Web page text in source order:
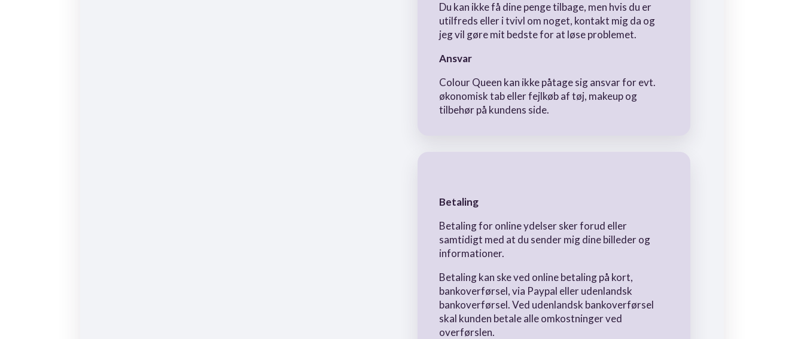
Du kan ikke få dine penge tilbage, men hvis du er
utilfreds eller i tvivl om noget, kontakt mig da og
jeg vil gøre mit bedste for at løse problemet.
Ansvar
Colour Queen kan ikke påtage sig ansvar for evt.
økonomisk tab eller fejlkøb af tøj, makeup og
tilbehør på kundens side.
Betaling
Betaling for online ydelser sker forud eller
samtidigt med at du sender mig dine billeder og
informationer.
Betaling kan ske ved online betaling på kort,
bankoverførsel, via Paypal eller udenlandsk
bankoverførsel. Ved udenlandsk bankoverførsel
skal kunden betale alle omkostninger ved
overførslen.